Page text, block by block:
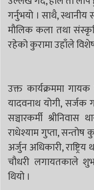
गर्नुभयो । साथै,
मौलिक कला तथा
रहेको कुरामा उहाँले
उक्त कार्यक्रममा
यादवनाथ योगी,
सञ्चारकर्मी श्रीनिवास
राधेश्याम गुप्ता, सन्तोष
अर्जुन अधिकारी,
चौधरी लगायतकाले
थियो ।